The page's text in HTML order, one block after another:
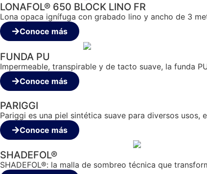
LONAFOL® 650 BLOCK LINO FR
Lona opaca ignífuga con grabado lino y ancho de 3
Conoce más
FUNDA PU
Impermeable, transpirable y de tacto suave, la funda
Conoce más
PARIGGI
Pariggi es una piel sintética suave para diversos
Conoce más
SHADEFOL®
SHADEFOL®: la malla de sombreo técnica que